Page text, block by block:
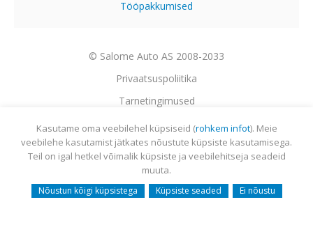
Tööpakkumised
© Salome Auto AS 2008-2033
Privaatsuspoliitika
Tarnetingimused
Garantii
Utiliseerimine
Sisukaart
Webmail
Kasutame oma veebilehel küpsiseid (rohkem infot). Meie
veebilehe kasutamist jätkates nõustute küpsiste kasutamisega.
Teil on igal hetkel võimalik küpsiste ja veebilehitseja seadeid
muuta.
Nõustun kõigi küpsistega Küpsiste seaded Ei nõustu